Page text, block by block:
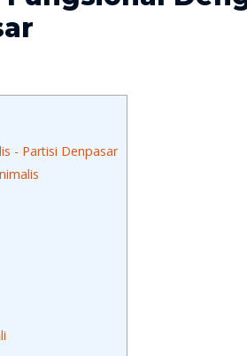
- Partisi Denpasar